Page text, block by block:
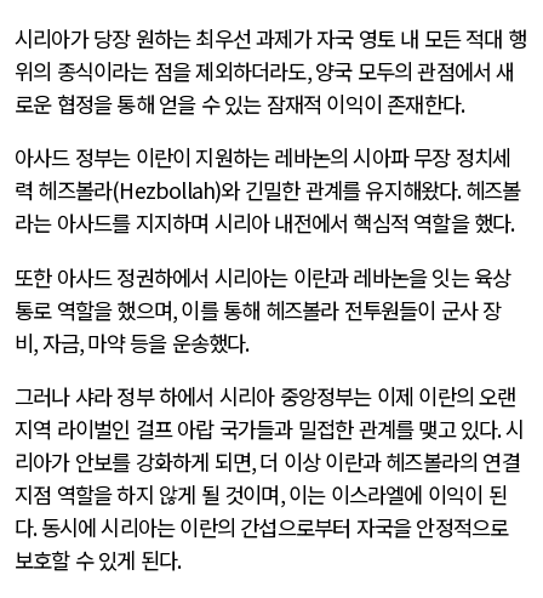
시리아가 당장 원하는 최우선 과제가 자국 영토 내 모든 적대 행
위의 종식이라는 점을 제외하더라도,양국 모두의 관점에서 새
로운 협정을 통해 얻을 수 있는 잠재적 이익이 존재한다.
아사드 정부는 이란이 지원하는 레바논의 시아파 무장 정치세
력 헤즈볼라(Hezbollah)와 긴밀한 관계를 유지해왔다.헤즈볼
라는 아사드를 지지하며 시리아 내전에서 핵심적 역할을 했다.
또한 아사드 정권하에서 시리아는 이란과 레바논을 잇는 육상
통로 역할을 했으며,이를 통해 헤즈볼라 전투원들이 군사 장
비,자금,마약 등을 운송했다.
그러나 샤라 정부 하에서 시리아 중앙정부는 이제 이란의 오랜
지역 라이벌인 걸프 아랍 국가들과 밀접한 관계를 맺고 있다.시
리아가 안보를 강화하게 되면,더 이상 이란과 헤즈볼라의 연결
지점 역할을 하지 않게 될 것이며,이는 이스라엘에 이익이 된
다.동시에 시리아는 이란의 간섭으로부터 자국을 안정적으로
보호할 수 있게 된다.